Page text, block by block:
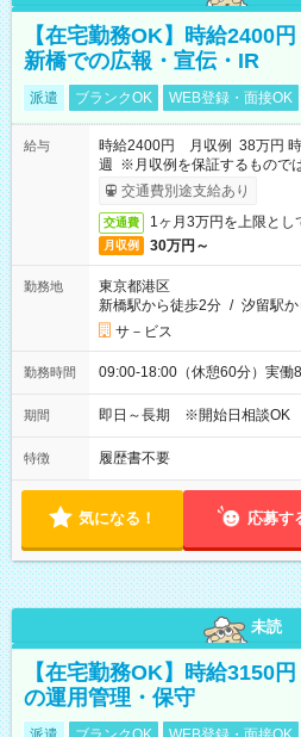
【在宅勤務OK】時給2400
新橋での広報・宣伝・IR
派遣 ブランクOK WEB登録・面接OK
給与
時給2400円 月収例 38万円
週 ※月収例を保証するもので
交通費別途支給あり
交通費 1ヶ月3万円を上限とし
月収例 30万円～
勤務地
東京都港区
新橋駅から徒歩2分 / 汐留駅
サ－ビス
勤務時間 09:00-18:00（休憩60分）実働
期間 即日～長期 ※開始日相談OK
特徴 履歴書不要
気になる！ 応募す
未読
【在宅勤務OK】時給3150
の運用管理・保守